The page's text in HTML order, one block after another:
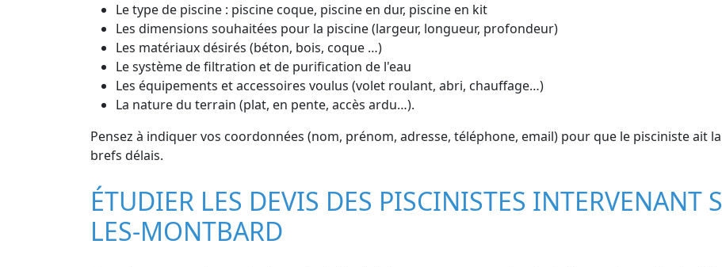
Le type de piscine : piscine coque, piscine en dur, piscine en kit
Les dimensions souhaitées pour la piscine (largeur, longueur, profondeur)
Les matériaux désirés (béton, bois, coque …)
Le système de filtration et de purification de l'eau
Les équipements et accessoires voulus (volet roulant, abri, chauffage…)
La nature du terrain (plat, en pente, accès ardu…).
Pensez à indiquer vos coordonnées (nom, prénom, adresse, téléphone, email) pour que le pisciniste ait
brefs délais.
ÉTUDIER LES DEVIS DES PISCINISTES INTERVENANT
LES-MONTBARD